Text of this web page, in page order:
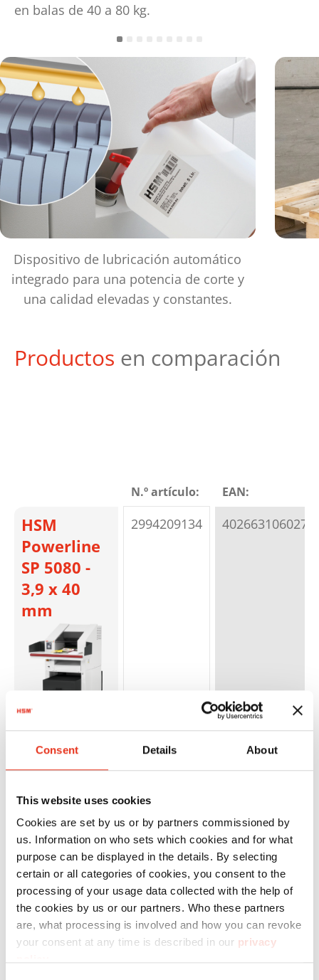
Consent Details About
This website uses cookies
Cookies are set by us or by partners commissioned by
us. Information on who sets which cookies and for what
purpose can be displayed in the details. By selecting
certain or all categories of cookies, you consent to the
processing of your usage data collected with the help of
the cookies by us or our partners. Who these partners
are, what processing is involved and how you can revoke
your consent at any time is described in our privacy
en balas de 40 a 80 kg.
Dispositivo de lubricación automático
integrado para una potencia de corte y
una calidad elevadas y constantes.
Productos en comparación
N.º artículo: EAN:
HSM
Powerline
SP 5080 -
3,9 x 40
mm
2994209134 4026631060271
HSM
SP 5080 -
1,9 x 15
mm
2993209134 4026631060288